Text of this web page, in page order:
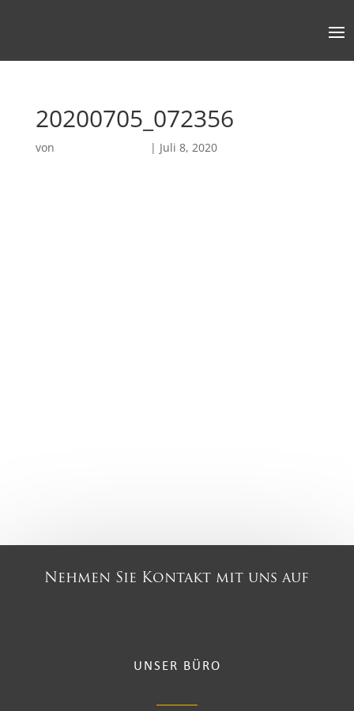
20200705_072356
von | Juli 8, 2020
Nehmen Sie Kontakt mit uns auf
UNSER BÜRO